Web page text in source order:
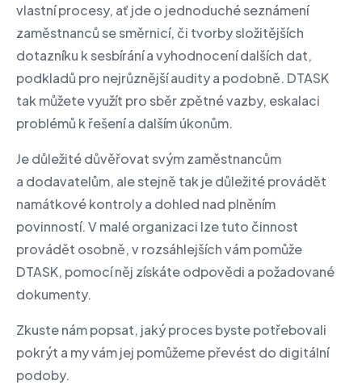
vlastní procesy, ať jde o jednoduché seznámení
zaměstnanců se směrnicí, či tvorby složitějších
dotazníku k sesbírání a vyhodnocení dalších dat,
podkladů pro nejrůznější audity a podobně. DTASK
tak můžete využít pro sběr zpětné vazby, eskalaci
problémů k řešení a dalším úkonům.
Je důležité důvěřovat svým zaměstnancům
a dodavatelům, ale stejně tak je důležité provádět
namátkové kontroly a dohled nad plněním
povinností. V malé organizaci lze tuto činnost
provádět osobně, v rozsáhlejších vám pomůže
DTASK, pomocí něj získáte odpovědi a požadované
dokumenty.
Zkuste nám popsat, jaký proces byste potřebovali
pokrýt a my vám jej pomůžeme převést do digitální
podoby.